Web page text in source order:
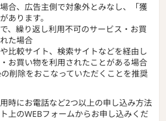
合、広告主側で対象外とみなし、「獲
あります。
、繰り返し利用不可のサービス・お買
た場合
比較サイト、検索サイトなどを経由し
お買い物を利用されたことがある場合
削除をおこなっていただくことを推奨
時にお電話など2つ以上の申し込み方法
上のWEBフォームからお申し込みくだ